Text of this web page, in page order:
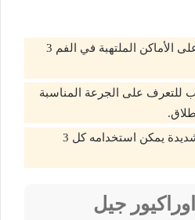
يجب استخدام الجيل على الأماكن الملتهبة في الفم 3
للتعرف على الجرعة المناسبة
في حالات الالتهاب الشديدة يمكن استخدامه كل 3
جيل